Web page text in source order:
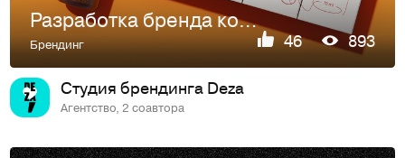
Разработка бренда космецевтики Lolilab
Брендинг 46 893
Студия брендинга Deza
Агентство, 2 соавтора